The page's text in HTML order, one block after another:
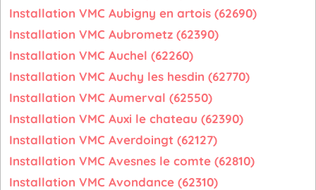
Installation VMC Aubigny en artois (62690)
Installation VMC Aubrometz (62390)
Installation VMC Auchel (62260)
Installation VMC Auchy les hesdin (62770)
Installation VMC Aumerval (62550)
Installation VMC Auxi le chateau (62390)
Installation VMC Averdoingt (62127)
Installation VMC Avesnes le comte (62810)
Installation VMC Avondance (62310)